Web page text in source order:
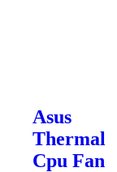
Asus
Thermal
Cpu Fan